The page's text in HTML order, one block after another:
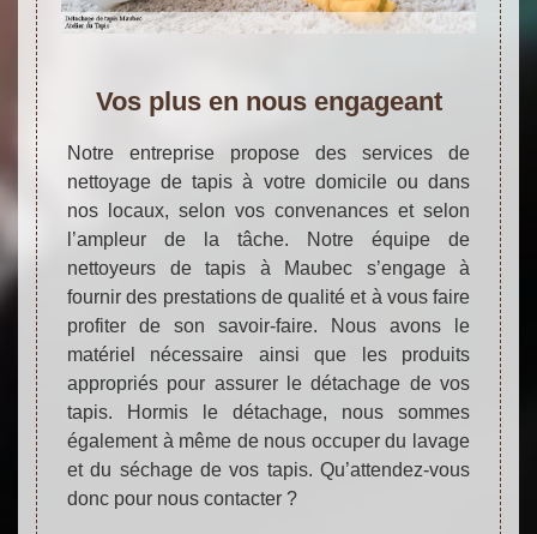
Vos plus en nous engageant
Notre entreprise propose des services de
nettoyage de tapis à votre domicile ou dans
nos locaux, selon vos convenances et selon
l’ampleur de la tâche. Notre équipe de
nettoyeurs de tapis à Maubec s’engage à
fournir des prestations de qualité et à vous faire
profiter de son savoir-faire. Nous avons le
matériel nécessaire ainsi que les produits
appropriés pour assurer le détachage de vos
tapis. Hormis le détachage, nous sommes
également à même de nous occuper du lavage
et du séchage de vos tapis. Qu’attendez-vous
donc pour nous contacter ?